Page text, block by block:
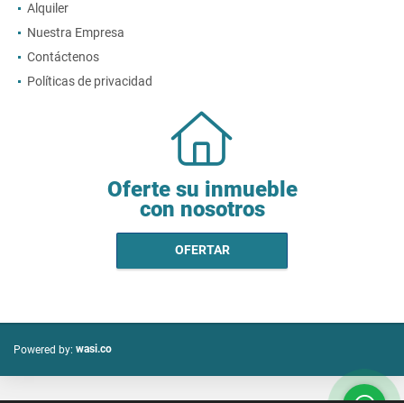
Alquiler
Nuestra Empresa
Contáctenos
Políticas de privacidad
Oferte su inmueble
con nosotros
OFERTAR
Powered by: wasi.co